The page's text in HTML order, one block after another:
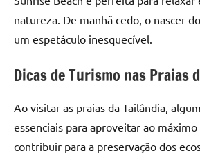
natureza. De manhã cedo, o nascer
um espetáculo inesquecível.
Dicas de Turismo nas Praias
Ao visitar as praias da Tailândia,
essenciais para aproveitar ao
contribuir para a preservação dos